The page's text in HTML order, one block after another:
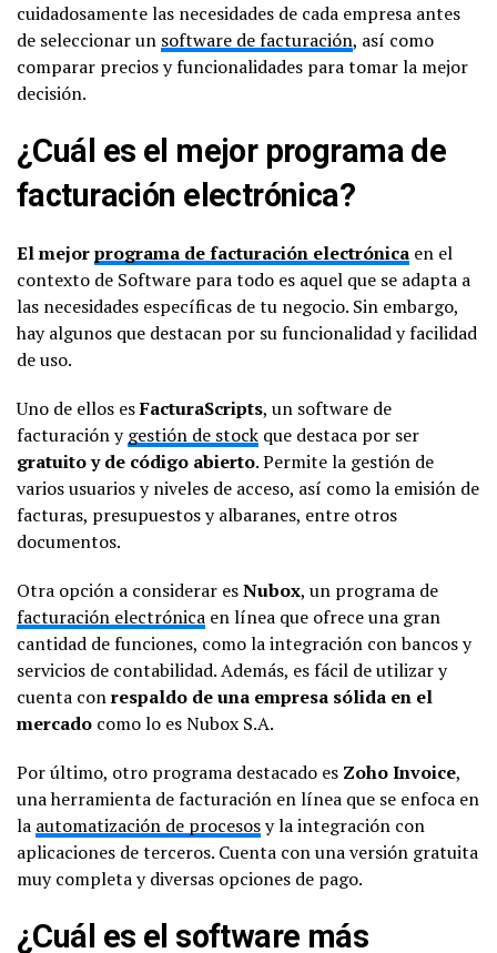
cuidadosamente las necesidades de cada empresa antes
de seleccionar un software de facturación, así como
comparar precios y funcionalidades para tomar la mejor
decisión.
¿Cuál es el mejor programa de
facturación electrónica?
El mejorprograma de facturación electrónica en el
contexto de Software para todo es aquel que se adapta a
las necesidades específicas de tu negocio. Sin embargo,
hay algunos que destacan por su funcionalidad y facilidad
de uso.
Uno de ellos esFacturaScripts, un software de
facturación ygestión de stock que destaca por ser
gratuito y de código abierto. Permite la gestión de
varios usuarios y niveles de acceso, así como la emisión de
facturas, presupuestos y albaranes, entre otros
documentos.
Otra opción a considerar esNubox, un programa de
facturación electrónica en línea que ofrece una gran
cantidad de funciones, como la integración con bancos y
servicios de contabilidad. Además, es fácil de utilizar y
cuenta conrespaldo de una empresa sólida en el
mercado como lo es Nubox S.A.
Por último, otro programa destacado es Zoho Invoice,
una herramienta de facturación en línea que se enfoca en
la automatización de procesosy la integración con
aplicaciones de terceros. Cuenta con una versión gratuita
muy completa y diversas opciones de pago.
¿Cuál es el software más